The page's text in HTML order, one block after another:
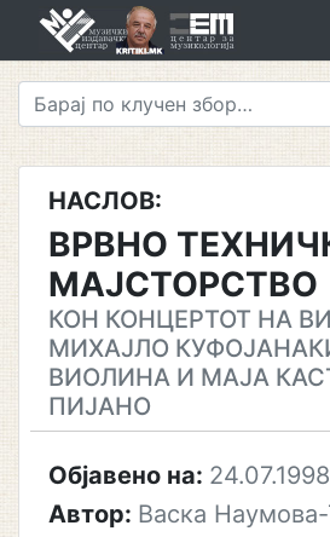
НАСЛОВ:
ВРВНО
МАЈСТОРСТВО
КОН КОНЦЕРТОТ НА
МИХАЈЛО
ВИОЛИНА И МАЈА
ПИЈАНО
Објавено на: 24.07.1998
Автор: Васка